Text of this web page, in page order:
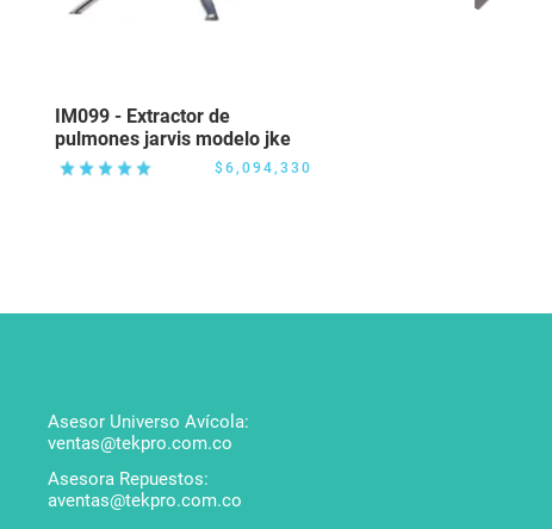
IM099 - Extractor de
pulmones jarvis modelo jke
$6,094,330
Asesor Universo Avícola:
ventas@tekpro.com.co
Asesora Repuestos:
aventas@tekpro.com.co